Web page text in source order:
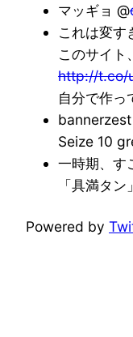
マッギョ @
これは変す
このサイト
http://t.co/
自分で作っ
bannerzest
Seize 10
一時期、す
「具満タ
Powered by